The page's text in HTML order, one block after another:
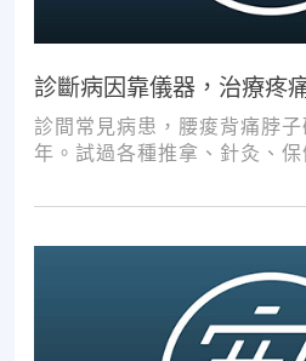
診斷病因靠儀器，治療疼
診間常見病患，腰痠背痛脖
年。試過各種推拿、針灸、